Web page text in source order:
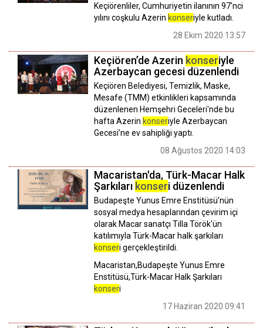
Keçiörenliler, Cumhuriyetin ilanının 97'nci
yılını coşkulu Azerin konseriyle kutladı.
28 Ekim 2020 13:57
Keçiören’de Azerin konseriyle
Azerbaycan gecesi düzenlendi
Keçiören Belediyesi, Temizlik, Maske,
Mesafe (TMM) etkinlikleri kapsamında
düzenlenen Hemşehri Geceleri'nde bu
hafta Azerin konseriyle Azerbaycan
Gecesi’ne ev sahipliği yaptı.
08 Ağustos 2020 14:03
Macaristan'da, Türk-Macar Halk
Şarkıları konseri düzenlendi
Budapeşte Yunus Emre Enstitüsü'nün
sosyal medya hesaplarından çevirim içi
olarak Macar sanatçı Tilla Török'ün
katılımıyla Türk-Macar halk şarkıları
konseri gerçekleştirildi.
Macaristan,Budapeşte Yunus Emre
Enstitüsü,Türk-Macar Halk Şarkıları
konseri
17 Haziran 2020 09:41